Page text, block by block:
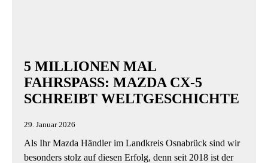
5 MILLIONEN MAL
FAHRSPASS: MAZDA CX-5 S
CHREIBT WELTGESCHICHTE
29. Januar 2026
Als Ihr Mazda Händler im Landkreis Osnabrück sind wir
besonders stolz auf diesen Erfolg, denn seit 2018 ist der